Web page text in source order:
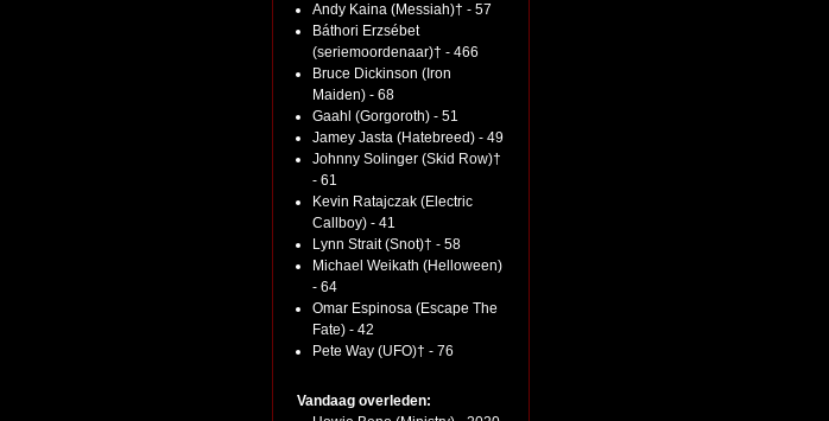
Andy Kaina (Messiah)† - 57
Báthori Erzsébet
(seriemoordenaar)† - 466
Bruce Dickinson (Iron
Maiden) - 68
Gaahl (Gorgoroth) - 51
Jamey Jasta (Hatebreed) - 49
Johnny Solinger (Skid Row)†
- 61
Kevin Ratajczak (Electric
Callboy) - 41
Lynn Strait (Snot)† - 58
Michael Weikath (Helloween)
- 64
Omar Espinosa (Escape The
Fate) - 42
Pete Way (UFO)† - 76
Vandaag overleden: